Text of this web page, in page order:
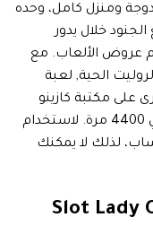
ومنزل كامل، وحده
خلال يدور
وخاصة قسم عروض الألعاب. مع
الحية, لعبة
على مكتبة كازينو
دون أي قيود، وإمكانات الدفع القصوى هي 4400 مرة. لاستخدام
يورو في الحساب، لذلك لا يمكنك
Slot Lady